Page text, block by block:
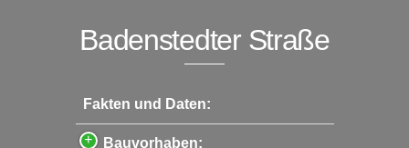
Badenstedter Straße
Fakten und Daten:
Bauvorhaben: